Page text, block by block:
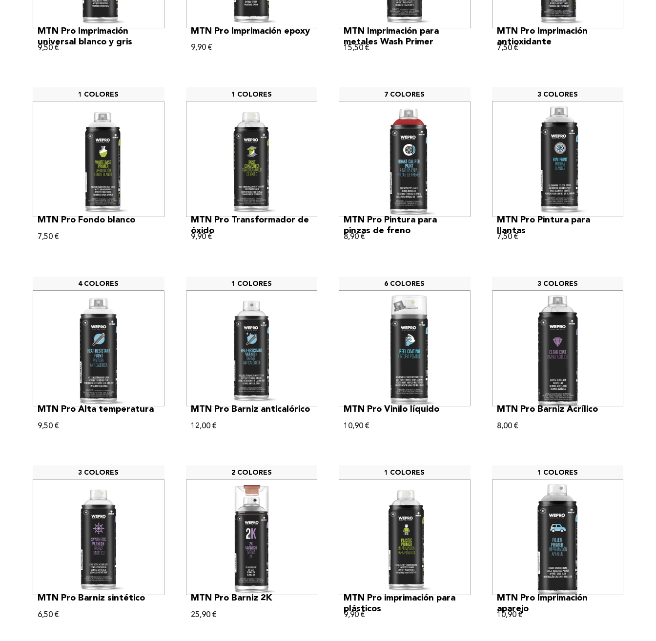
VER MÁS
MTN Pro Imprimación
universal blanco y gris
9,50 €
VER MÁS
MTN Pro Imprimación epoxy
9,90 €
VER MÁS
MTN Imprimación para
metales Wash Primer
15,50 €
VER MÁS
MTN Pro Imprimación
antioxidante
7,50 €
1 COLORES
VER MÁS
MTN Pro Fondo blanco
7,50 €
1 COLORES
VER MÁS
MTN Pro Transformador de
óxido
9,90 €
7 COLORES
VER MÁS
MTN Pro Pintura para
pinzas de freno
8,90 €
3 COLORES
VER MÁS
MTN Pro Pintura para
llantas
7,50 €
4 COLORES
VER MÁS
MTN Pro Alta temperatura
9,50 €
1 COLORES
VER MÁS
MTN Pro Barniz anticalórico
12,00 €
6 COLORES
VER MÁS
MTN Pro Vinilo líquido
10,90 €
3 COLORES
VER MÁS
MTN Pro Barniz Acrílico
8,00 €
3 COLORES
VER MÁS
MTN Pro Barniz sintético
6,50 €
2 COLORES
VER MÁS
MTN Pro Barniz 2K
25,90 €
1 COLORES
VER MÁS
MTN Pro imprimación para
plásticos
9,90 €
1 COLORES
VER MÁS
MTN Pro Imprimación
aparejo
10,90 €